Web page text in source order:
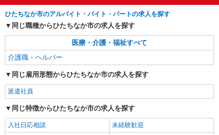
ひたちなか市のアルバイト・バイト・パートの求人を探す
同じ職種からひたちなか市の求人を探す
医療・介護・福祉すべて
介護職・ヘルパー
同じ雇用形態からひたちなか市の求人を探す
派遣社員
同じ特徴からひたちなか市の求人を探す
入社日応相談
未経験歓迎